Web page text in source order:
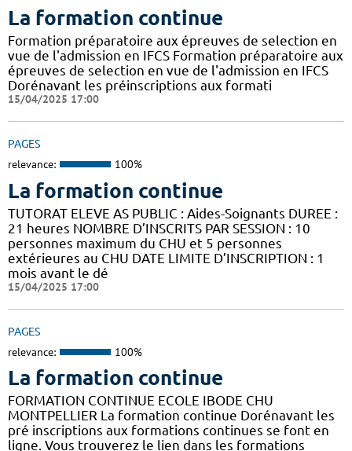
La formation continue
Formation préparatoire aux épreuves de selection en
vue de l'admission en IFCS Formation préparatoire aux
épreuves de selection en vue de l'admission en IFCS
Dorénavant les préinscriptions aux formati
15/04/2025 17:00
PAGES
relevance: 100%
La formation continue
TUTORAT ELEVE AS PUBLIC : Aides-Soignants DUREE :
21 heures NOMBRE D’INSCRITS PAR SESSION : 10
personnes maximum du CHU et 5 personnes
extérieures au CHU DATE LIMITE D’INSCRIPTION : 1
mois avant le dé
15/04/2025 17:00
PAGES
relevance: 100%
La formation continue
FORMATION CONTINUE ECOLE IBODE CHU
MONTPELLIER La formation continue Dorénavant les
pré inscriptions aux formations continues se font en
ligne. Vous trouverez le lien dans les formations